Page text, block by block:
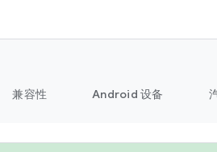
兼容性 Android 设备